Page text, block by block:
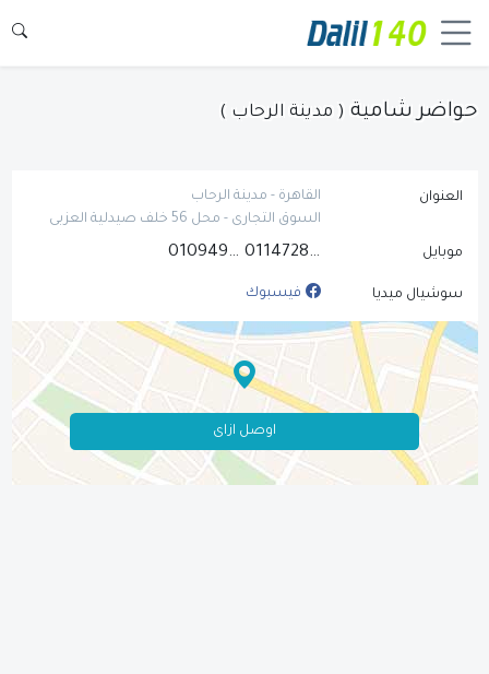
حواضر شامية ( مدينة الرحاب )
العنوان
القاهرة - مدينة الرحاب
السوق التجارى - محل 56 خلف صيدلية العزبى
موبايل 01147288788
01094946400
سوشيال ميديا فيسبوك
اوصل ازاى